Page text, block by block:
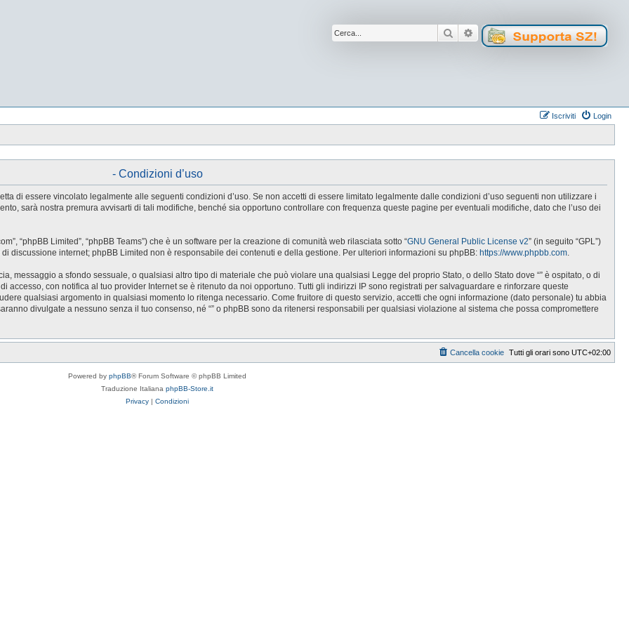
Cerca Ricerca avanzata
Login
Iscriviti
- Condizioni d’uso
di essere vincolato legalmente alle seguenti condizioni d’uso. Se non accetti di essere limitato legalmente dalle condizioni d’uso seguenti non utilizzare i
sarà nostra premura avvisarti di tali modifiche, benché sia opportuno controllare con frequenza queste pagine per eventuali modifiche, dato che l’uso dei
“phpBB Limited”, “phpBB Teams”) che è un software per la creazione di comunità web rilasciata sotto “GNU General Public License v2” (in seguito “GPL”)
discussione internet; phpBB Limited non è responsabile dei contenuti e della gestione. Per ulteriori informazioni su phpBB: https://www.phpbb.com.
messaggio a sfondo sessuale, o qualsiasi altro tipo di materiale che può violare una qualsiasi Legge del proprio Stato, o dello Stato dove “” è ospitato, o di
accesso, con notifica al tuo provider Internet se è ritenuto da noi opportuno. Tutti gli indirizzi IP sono registrati per salvaguardare e rinforzare queste
qualsiasi argomento in qualsiasi momento lo ritenga necessario. Come fruitore di questo servizio, accetti che ogni informazione (dato personale) tu abbia
divulgate a nessuno senza il tuo consenso, né “” o phpBB sono da ritenersi responsabili per qualsiasi violazione al sistema che possa compromettere
Tutti gli orari sono UTC+02:00
Cancella cookie
Powered by phpBB® Forum Software © phpBB Limited
Traduzione Italiana phpBB-Store.it
Privacy | Condizioni